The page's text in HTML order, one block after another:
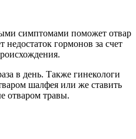
симптомами поможет отвар
гормонов за счет
в день. Также гинекологи
шалфея или же ставить
отваром травы.